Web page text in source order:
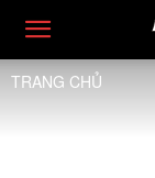
TRANG CHỦ